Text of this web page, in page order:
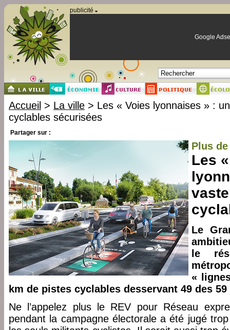
publicité
Google
Accueil > La ville > Les « Voies lyonnaises » :
cyclables sécurisées
Partager sur :
Plus
Les
Le
le
«
km de pistes cyclables desservant 49 des
Ne l’appelez plus le REV pour Réseau
pendant la campagne électorale a été jugé
Panneau de gestion des cookies